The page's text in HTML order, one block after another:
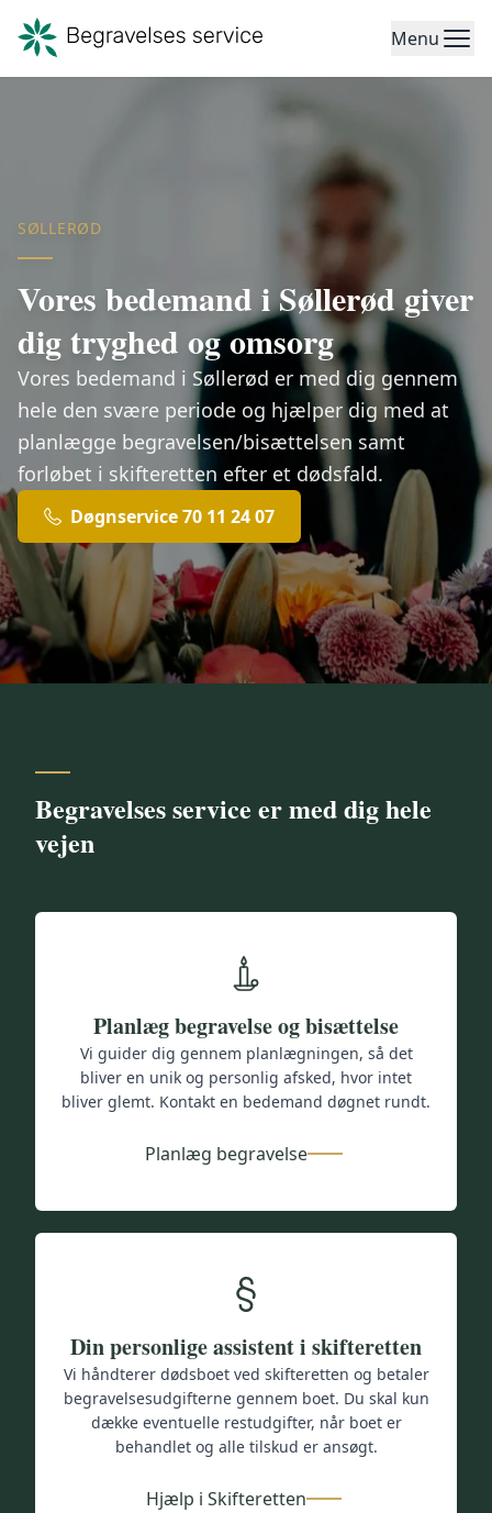
Menu
SØLLERØD
Vores bedemand i Søllerød giver
dig tryghed og omsorg
Vores bedemand i Søllerød er med dig gennem
hele den svære periode og hjælper dig med at
planlægge begravelsen/bisættelsen samt
forløbet i skifteretten efter et dødsfald.
Døgnservice 70 11 24 07
Begravelses service er med dig hele
vejen
Planlæg begravelse og bisættelse
Vi guider dig gennem planlægningen, så det
bliver en unik og personlig afsked, hvor intet
bliver glemt. Kontakt en bedemand døgnet rundt.
Planlæg begravelse
Din personlige assistent i skifteretten
Vi håndterer dødsboet ved skifteretten og betaler
begravelsesudgifterne gennem boet. Du skal kun
dække eventuelle restudgifter, når boet er
behandlet og alle tilskud er ansøgt.
Hjælp i Skifteretten